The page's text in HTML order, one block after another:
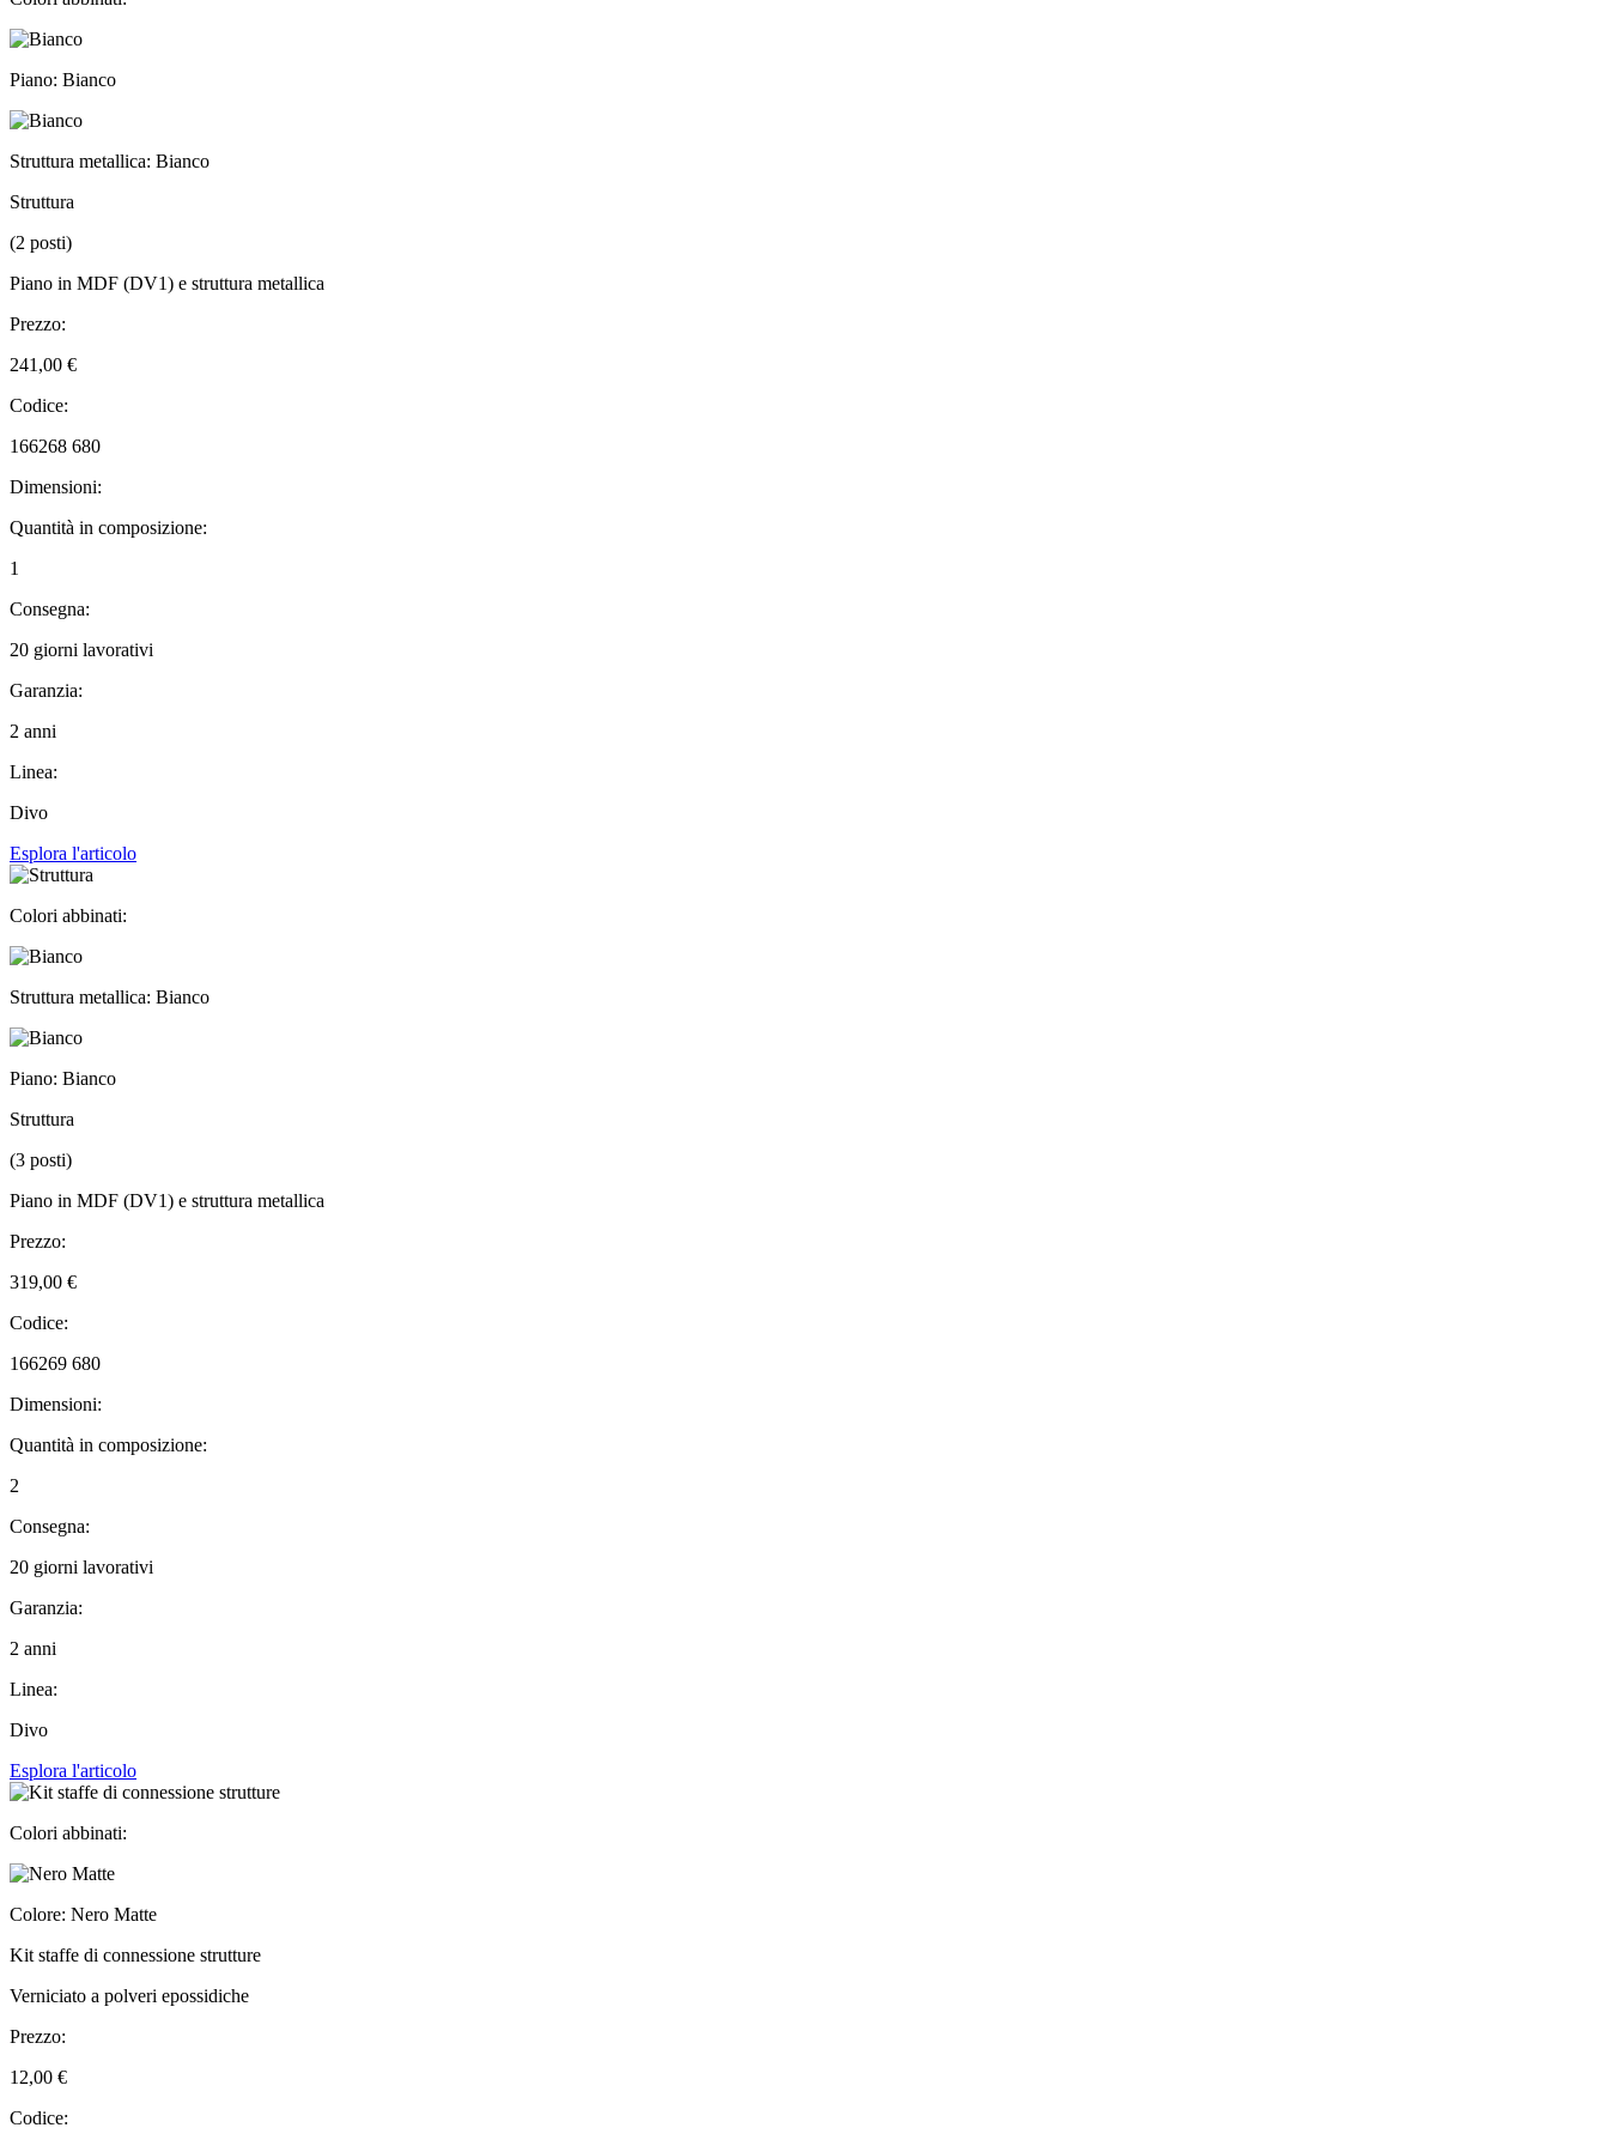
Piano: Bianco
Struttura metallica: Bianco
Struttura
(2 posti)
Piano in MDF (DV1) e struttura metallica
Prezzo:
241,00 €
Codice:
166268 680
Dimensioni:
Quantità in composizione:
1
Consegna:
20 giorni lavorativi
Garanzia:
2 anni
Linea:
Divo
Esplora l'articolo
Colori abbinati:
Struttura metallica: Bianco
Piano: Bianco
Struttura
(3 posti)
Piano in MDF (DV1) e struttura metallica
Prezzo:
319,00 €
Codice:
166269 680
Dimensioni:
Quantità in composizione:
2
Consegna:
20 giorni lavorativi
Garanzia:
2 anni
Linea:
Divo
Esplora l'articolo
Colori abbinati:
Colore: Nero Matte
Kit staffe di connessione strutture
Verniciato a polveri epossidiche
Prezzo:
12,00 €
Codice: